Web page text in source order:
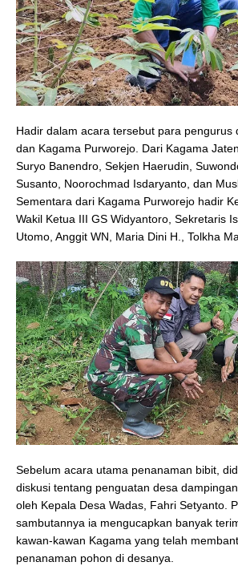
Hadir dalam acara tersebut para pengurus
dan Kagama Purworejo. Dari Kagama
Suryo Banendro, Sekjen Haerudin,
Susanto, Noorochmad Isdaryanto, dan
Sementara dari Kagama Purworejo hadir
Wakil Ketua III GS Widyantoro, Sekretaris
Utomo, Anggit WN, Maria Dini H., Tolkha
Sebelum acara utama penanaman bibit,
diskusi tentang penguatan desa
oleh Kepala Desa Wadas, Fahri Setyanto.
sambutannya ia mengucapkan banyak
kawan-kawan Kagama yang telah
penanaman pohon di desanya.